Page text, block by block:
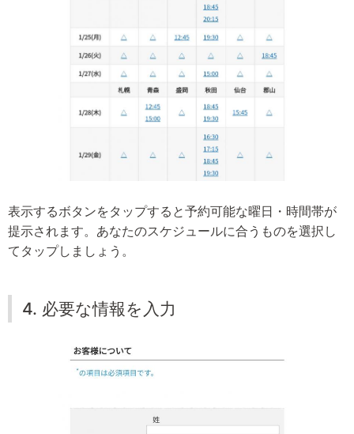
表示するボタンをタップすると予約可能な曜日・時間帯が
提示されます。あなたのスケジュールに合うものを選択し
てタップしましょう。
4. 必要な情報を入力